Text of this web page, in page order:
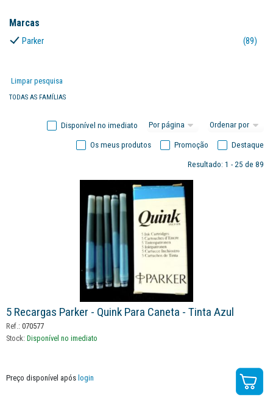
Marcas
Parker (89)
Limpar pesquisa
TODAS AS FAMÍLIAS
Disponível no imediato
Destaque
Promoção
Os meus produtos
Resultado: 1 - 25 de 89
5 Recargas Parker - Quink Para Caneta - Tinta Azul
Ref.: 070577
Stock: Disponível no imediato
Preço disponível após login